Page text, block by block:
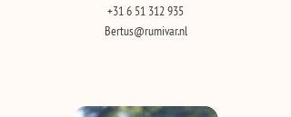
+31 6 51 312 935
Bertus@rumivar.nl